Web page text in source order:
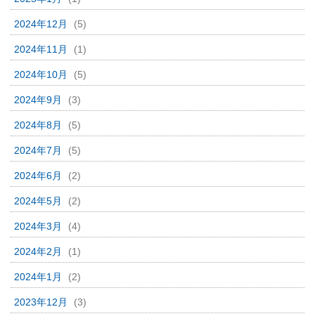
2024年12月 (5)
2024年11月 (1)
2024年10月 (5)
2024年9月 (3)
2024年8月 (5)
2024年7月 (5)
2024年6月 (2)
2024年5月 (2)
2024年3月 (4)
2024年2月 (1)
2024年1月 (2)
2023年12月 (3)